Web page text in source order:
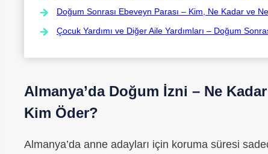
Doğum Sonrası Ebeveyn Parası – Kim, Ne Kadar ve
Çocuk Yardımı ve Diğer Aile Yardımları – Doğum
Almanya’da Doğum İzni – Ne
Kim Öder?
Almanya’da anne adayları için koruma süresi